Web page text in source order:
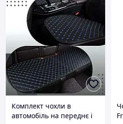
Комплект чохли в
автомобіль на переднє і